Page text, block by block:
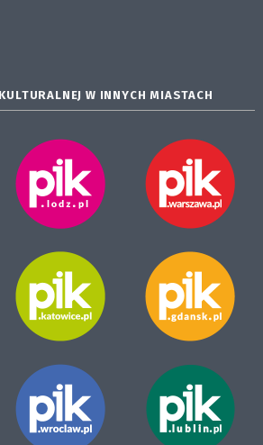
W INNYCH MIASTACH